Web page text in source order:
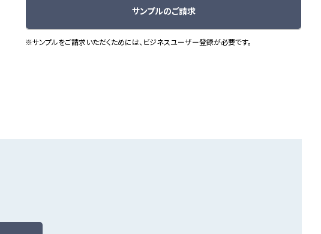
サンプルのご請求
※サンプルをご請求いただくためには、ビジネスユーザー登録が必要です。